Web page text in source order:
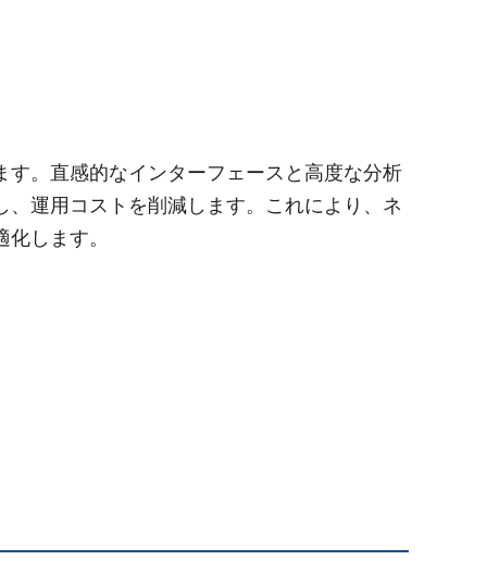
。直感的なインターフェースと高度な分析
運用コストを削減します。これにより、ネ
します。